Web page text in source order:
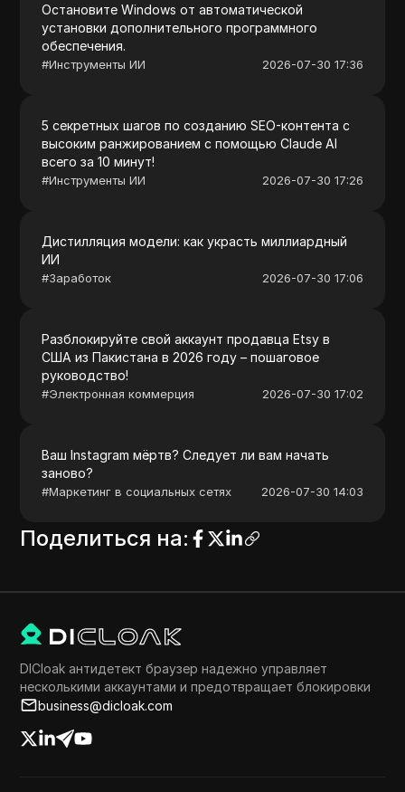
Остановите Windows от автоматической
установки дополнительного программного
обеспечения.
#Инструменты ИИ 2026-07-30 17:36
5 секретных шагов по созданию SEO-контента с
высоким ранжированием с помощью Claude AI
всего за 10 минут!
#Инструменты ИИ 2026-07-30 17:26
Дистилляция модели: как украсть миллиардный
ИИ
#Заработок 2026-07-30 17:06
Разблокируйте свой аккаунт продавца Etsy в
США из Пакистана в 2026 году – пошаговое
руководство!
#Электронная коммерция 2026-07-30 17:02
Ваш Instagram мёртв? Следует ли вам начать
заново?
#Маркетинг в социальных сетях 2026-07-30 14:03
Поделиться на:
DICloak антидетект браузер надежно управляет
несколькими аккаунтами и предотвращает блокировки
business@dicloak.com